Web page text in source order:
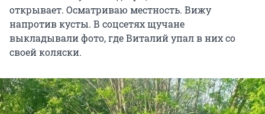
открывает. Осматриваю местность. Вижу
напротив кусты. В соцсетях щучане
выкладывали фото, где Виталий упал в них со
своей коляски.